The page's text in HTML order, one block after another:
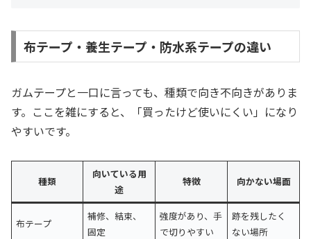
布テープ・養生テープ・防水系テープの違い
ガムテープと一口に言っても、種類で向き不向きがありま
す。ここを雑にすると、「買ったけど使いにくい」になり
やすいです。
種類
向いている用
途
特徴 向かない場面
布テープ
補修、結束、
固定
強度があり、手
で切りやすい
跡を残したく
ない場所